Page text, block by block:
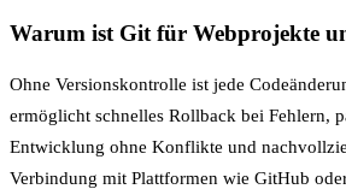
Warum ist Git für Webprojekte
Ohne Versionskontrolle ist jede
ermöglicht schnelles Rollback bei Fehlern,
Entwicklung ohne Konflikte und
Verbindung mit Plattformen wie GitHub